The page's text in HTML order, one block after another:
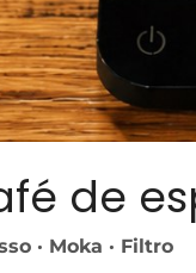
de
· Moka · Filtro